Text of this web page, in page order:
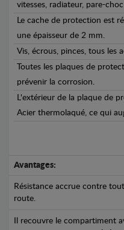
vitesses, radiateur, pare-
Le cache de protection est
une épaisseur de 2 mm.
Vis, écrous, pinces, tous les
Toutes les plaques de
prévenir la corrosion.
L'extérieur de la plaque de
Acier thermolaqué, ce qui
Avantages:
Résistance accrue contre
route.
Il recouvre le compartiment